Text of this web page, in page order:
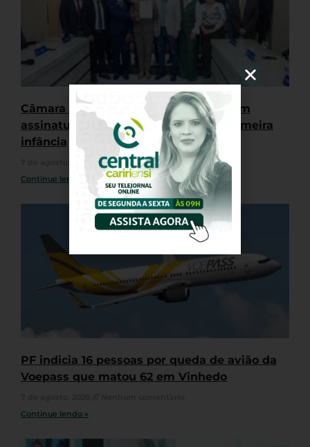
Câmara do Crato retoma trabalhos com
assinatura de termo em defesa da primeira
infância
Nenhum comentário
Continue lendo »
PF indicia 16 pessoas por queda de avião da
Voepass que matou 62 em Vinhedo
Continue lendo »